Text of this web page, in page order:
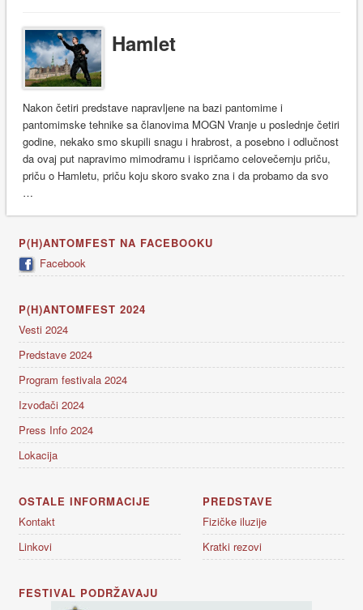
Hamlet
Nakon četiri predstave napravljene na bazi pantomime i
pantomimske tehnike sa članovima MOGN Vranje u poslednje četiri
godine, nekako smo skupili snagu i hrabrost, a posebno i odlučnost
da ovaj put napravimo mimodramu i ispričamo celovečernju priču,
priču o Hamletu, priču koju skoro svako zna i da probamo da svo
…
P(H)ANTOMFEST NA FACEBOOKU
Facebook
P(H)ANTOMFEST 2024
Vesti 2024
Predstave 2024
Program festivala 2024
Izvođači 2024
Press Info 2024
Lokacija
OSTALE INFORMACIJE
Kontakt
Linkovi
PREDSTAVE
Fizičke iluzije
Kratki rezovi
FESTIVAL PODRŽAVAJU